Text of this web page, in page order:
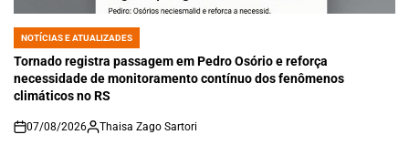
POSTED
IN
NOTÍCIAS E ATUALIZADES
Tornado registra passagem em Pedro Osório e reforça
necessidade de monitoramento contínuo dos fenômenos
climáticos no RS
on
07/08/2026 Thaisa Zago Sartori